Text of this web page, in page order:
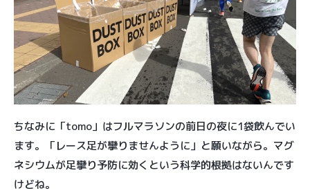
ちなみに「tomo」はフルマラソンの前日の夜に1袋飲んでい
ます。「レース足が攣りませんように」と願いながら。マグ
ネシウムが足攣り予防に効くという科学的根拠はないんです
けどね。